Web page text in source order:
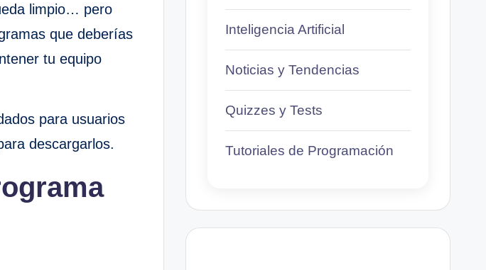
limpio… pero
que deberías
tu equipo
para usuarios
descargarlos.
Inteligencia Artificial
Noticias y Tendencias
Quizzes y Tests
Tutoriales de Programación